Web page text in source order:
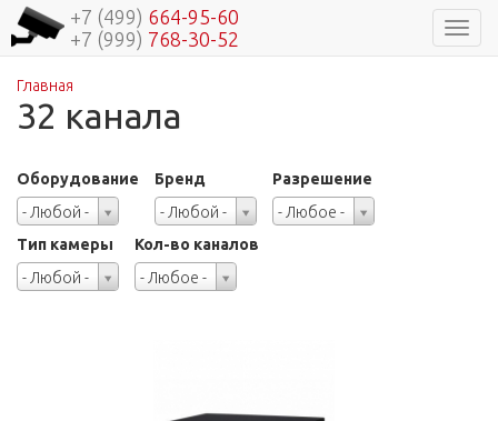
+7 (499) 664-95-60
+7 (999) 768-30-52
Вы здесь
Главная
32 канала
Оборудование
- Любой -
Оборудование
Бренд
- Любой -
Бренд
Разрешение
- Любое -
Разрешение
Тип камеры
- Любой -
Тип
камеры
Кол-во каналов
- Любое -
Кол-
во